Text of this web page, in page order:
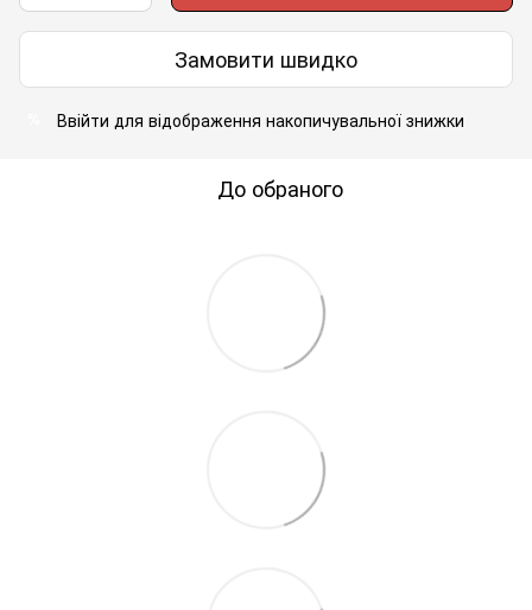
Замовити швидко
Ввійти для відображення накопичувальної знижки
До обраного